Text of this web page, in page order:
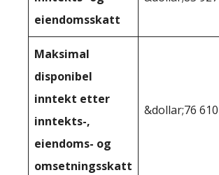
eiendomsskatt
Maksimal
disponibel
inntekt etter
inntekts-,
eiendoms- og
omsetningsskatt
&dollar;76 610